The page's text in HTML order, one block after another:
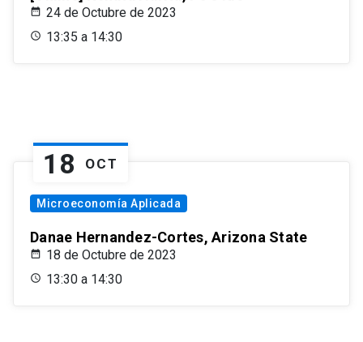
24 de Octubre de 2023
13:35 a 14:30
18 OCT
Microeconomía Aplicada
Danae Hernandez-Cortes, Arizona State
18 de Octubre de 2023
13:30 a 14:30